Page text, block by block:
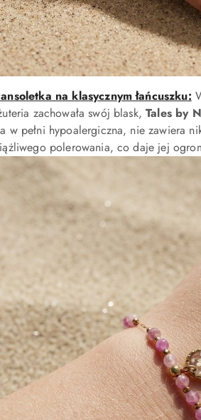
na klasycznym łańcuszku:
zachowała swój blask,Tales by
w pełni hypoalergiczna, nie zawiera
polerowania, co daje jej